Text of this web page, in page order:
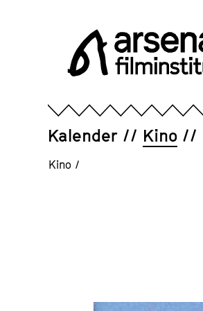
Filminstitut
Kalender Kino
Kino /